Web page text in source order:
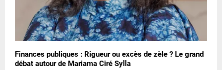
Finances publiques : Rigueur ou excès de zèle ? Le grand
débat autour de Mariama Ciré Sylla